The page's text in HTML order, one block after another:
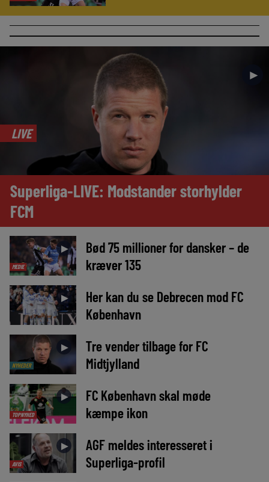
►
LIVE
Superliga-LIVE: Modstander storhylder
FCM
MEDIE
►
Bød 75 millioner for dansker – de
kræver 135
►
Her kan du se Debrecen mod FC
København
NYHEDER
►
Tre vender tilbage for FC
Midtjylland
TOPNYHED
►
FC København skal møde
kæmpe ikon
AVIS
►
AGF meldes interesseret i
Superliga-profil